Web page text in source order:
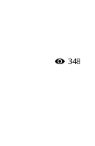
348